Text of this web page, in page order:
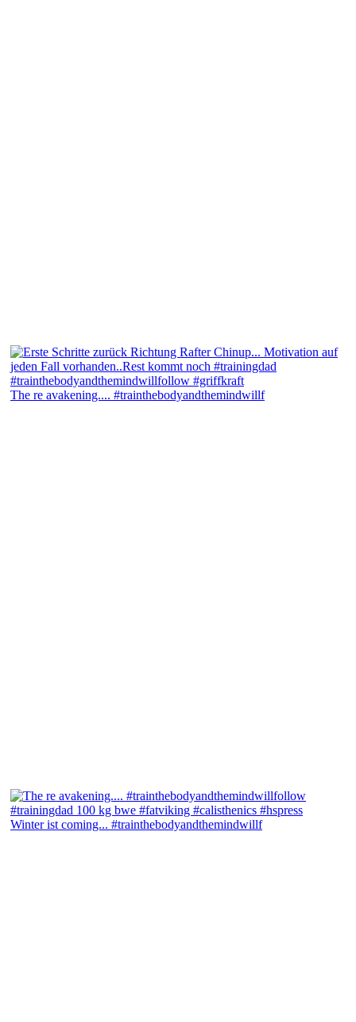
The re avakening.... #trainthebodyandthemindwillf
Winter ist coming... #trainthebodyandthemindwillf